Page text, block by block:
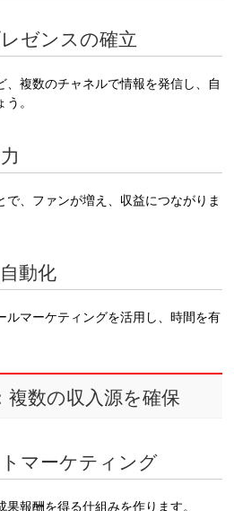
ゼンスの確立
、複数のチャネルで情報を発信し、自
。
で、ファンが増え、収益につながりま
動化
ルマーケティングを活用し、時間を有
複数の収入源を確保
マーケティング
報酬を得る仕組みを作ります。